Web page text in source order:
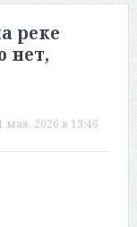
реке
нет,
мая, 2026 в 13:46